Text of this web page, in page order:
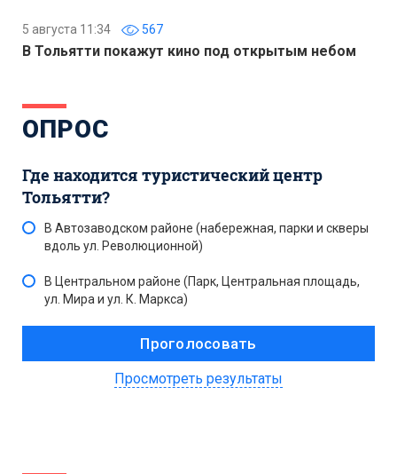
5 августа 11:34 567
В Тольятти покажут кино под открытым небом
ОПРОС
Где находится туристический центр
Тольятти?
В Автозаводском районе (набережная, парки и скверы
вдоль ул. Революционной)
В Центральном районе (Парк, Центральная площадь,
ул. Мира и ул. К. Маркса)
Просмотреть результаты